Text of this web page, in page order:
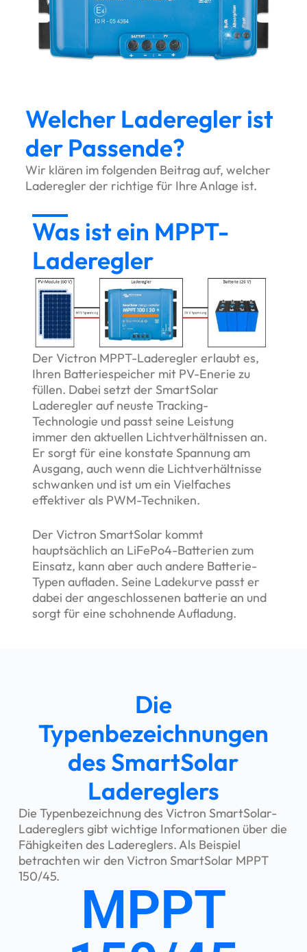
Welcher Laderegler ist
der Passende?
Wir klären im folgenden Beitrag auf, welcher
Laderegler der richtige für Ihre Anlage ist.
Was ist ein MPPT-
Laderegler
Der Victron MPPT-Laderegler erlaubt es,
Ihren Batteriespeicher mit PV-Enerie zu
füllen. Dabei setzt der SmartSolar
Laderegler auf neuste Tracking-
Technologie und passt seine Leistung
immer den aktuellen Lichtverhältnissen an.
Er sorgt für eine konstate Spannung am
Ausgang, auch wenn die Lichtverhältnisse
schwanken und ist um ein Vielfaches
effektiver als PWM-Techniken.
Der Victron SmartSolar kommt
hauptsächlich an LiFePo4-Batterien zum
Einsatz, kann aber auch andere Batterie-
Typen aufladen. Seine Ladekurve passt er
dabei der angeschlossenen batterie an und
sorgt für eine schohnende Aufladung.
Die
Typenbezeichnungen
des SmartSolar
Ladereglers
Die Typenbezeichnung des Victron SmartSolar-
Ladereglers gibt wichtige Informationen über die
Fähigkeiten des Ladereglers. Als Beispiel
betrachten wir den Victron SmartSolar MPPT
150/45.
MPPT